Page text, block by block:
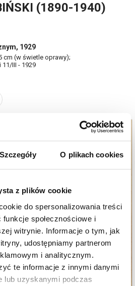
Szczegóły O plikach cookies
z plików cookie
do spersonalizowania treści
społecznościowe i
witrynie. Informacje o tym, jak
udostępniamy partnerom
i analitycznym.
te informacje z innymi danymi
lub uzyskanymi podczas
(1890-1940)
1929
cm (w świetle oprawy);
III - 1929